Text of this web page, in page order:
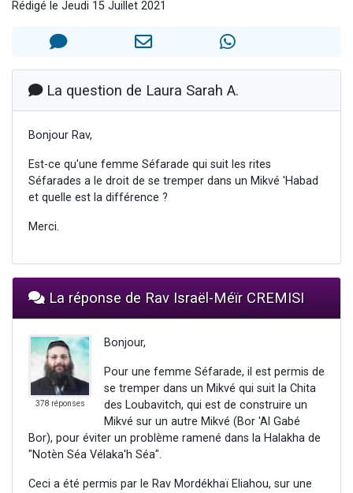
30 personnes viennent de faire un don pour Sauvez la jambe de Yohan
12 nouvelles musiques dans Torah-Box Music
29 personnes viennent de demander une bénédiction
Rédigé le Jeudi 15 Juillet 2021
La question de Laura Sarah A.
Bonjour Rav,
Est-ce qu'une femme Séfarade qui suit les rites
Séfarades a le droit de se tremper dans un Mikvé 'Habad
et quelle est la différence ?
Merci.
La réponse de Rav Israël-Méïr CREMISI
378 réponses
Bonjour,
Pour une femme Séfarade, il est permis de
se tremper dans un Mikvé qui suit la Chita
des Loubavitch, qui est de construire un
Mikvé sur un autre Mikvé (Bor 'Al Gabé
Bor), pour éviter un problème ramené dans la Halakha de
"Notèn Séa Vélaka'h Séa".
Ceci a été permis par le Rav Mordékhaï Eliahou, sur une